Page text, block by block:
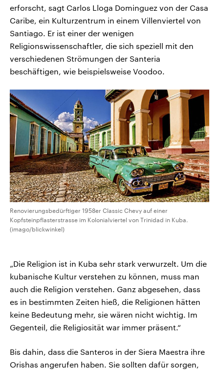
erforscht, sagt Carlos Lloga Dominguez von der Casa
Caribe, ein Kulturzentrum in einem Villenviertel von
Santiago. Er ist einer der wenigen
Religionswissenschaftler, die sich speziell mit den
verschiedenen Strömungen der Santeria
beschäftigen, wie beispielsweise Voodoo.
Renovierungsbedürftiger 1958er Classic Chevy auf einer
Kopfsteinpflasterstrasse im Kolonialviertel von Trinidad in Kuba.
(imago/blickwinkel)
„Die Religion ist in Kuba sehr stark verwurzelt. Um die
kubanische Kultur verstehen zu können, muss man
auch die Religion verstehen. Ganz abgesehen, dass
es in bestimmten Zeiten hieß, die Religionen hätten
keine Bedeutung mehr, sie wären nicht wichtig. Im
Gegenteil, die Religiosität war immer präsent.“
Bis dahin, dass die Santeros in der Siera Maestra ihre
Orishas angerufen haben. Sie sollten dafür sorgen,